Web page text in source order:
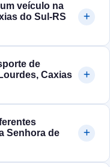
veículo na
do Sul‑RS
de
Caxias
Senhora de